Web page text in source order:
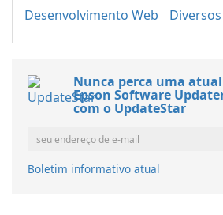
Desenvolvimento Web
Diversos
Nunca perca uma
Epson Software
com o UpdateStar
Boletim informativo atual